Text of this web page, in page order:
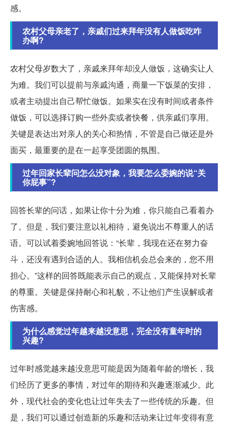
感。
农村父母亲老了，亲戚们过来拜年没有人做饭吃咋
办啊?
农村父母岁数大了，亲戚来拜年却没人做饭，这确实让人
为难。我们可以提前与亲戚沟通，商量一下饭菜的安排，
或者主动提出自己帮忙做饭。如果实在没有时间或者条件
做饭，可以选择订购一些外卖或者快餐，供亲戚们享用。
关键是表达出对亲人的关心和热情，不管是自己做还是外
面买，最重要的是在一起享受团圆的氛围。
过年回家长辈问怎么没对象，我要怎么委婉的说“关
你屁事”?
回答长辈的问话，如果让你十分为难，你只能自己看着办
了。但是，我们要注意以礼相待，避免说出不尊重人的话
语。可以试着委婉地回答说：“长辈，我现在还在努力奋
斗，还没有遇到合适的人。我相信机会总会来的，您不用
担心。”这样的回答既能表示自己的观点，又能保持对长辈
的尊重。关键是保持耐心和礼貌，不让他们产生误解或者
伤害感。
为什么感觉过年越来越没意思，完全没有童年时的
兴趣?
过年时感觉越来越没意思可能是因为随着年龄的增长，我
们经历了更多的事情，对过年的期待和兴趣逐渐减少。此
外，现代社会的变化也让过年失去了一些传统的乐趣。但
是，我们可以通过创造新的乐趣和活动来让过年变得有意